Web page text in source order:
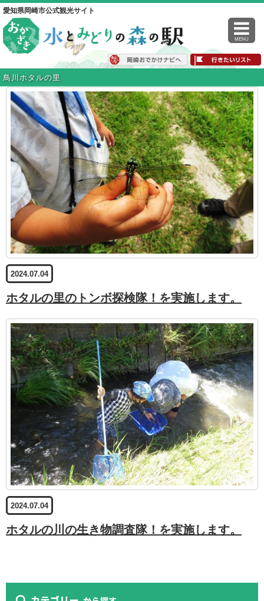
愛知県岡崎市公式観光サイト
MENU
鳥川ホタルの里
2024.07.04
ホタルの里のトンボ探検隊！を実施します。
2024.07.04
ホタルの川の生き物調査隊！を実施します。